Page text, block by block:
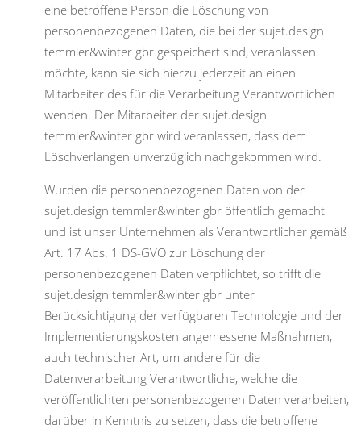
eine betroffene Person die Löschung von
personenbezogenen Daten, die bei der sujet.design
temmler&winter gbr gespeichert sind, veranlassen
möchte, kann sie sich hierzu jederzeit an einen
Mitarbeiter des für die Verarbeitung Verantwortlichen
wenden. Der Mitarbeiter der sujet.design
temmler&winter gbr wird veranlassen, dass dem
Löschverlangen unverzüglich nachgekommen wird.
Wurden die personenbezogenen Daten von der
sujet.design temmler&winter gbr öffentlich gemacht
und ist unser Unternehmen als Verantwortlicher gemäß
Art. 17 Abs. 1 DS-GVO zur Löschung der
personenbezogenen Daten verpflichtet, so trifft die
sujet.design temmler&winter gbr unter
Berücksichtigung der verfügbaren Technologie und der
Implementierungskosten angemessene Maßnahmen,
auch technischer Art, um andere für die
Datenverarbeitung Verantwortliche, welche die
veröffentlichten personenbezogenen Daten verarbeiten,
darüber in Kenntnis zu setzen, dass die betroffene